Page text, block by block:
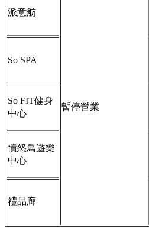
派意舫
暫停營業
So SPA
So FIT健身
中心
憤怒鳥遊樂
中心
禮品廊